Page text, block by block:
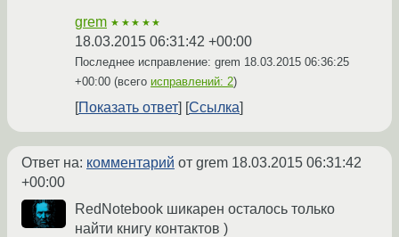
grem ★★★★★
18.03.2015 06:31:42 +00:00
Последнее исправление: grem 18.03.2015 06:36:25
+00:00 (всего исправлений: 2)
Показать ответ Ссылка
Ответ на: комментарий от grem 18.03.2015 06:31:42
+00:00
RedNotebook шикарен осталось только
найти книгу контактов )